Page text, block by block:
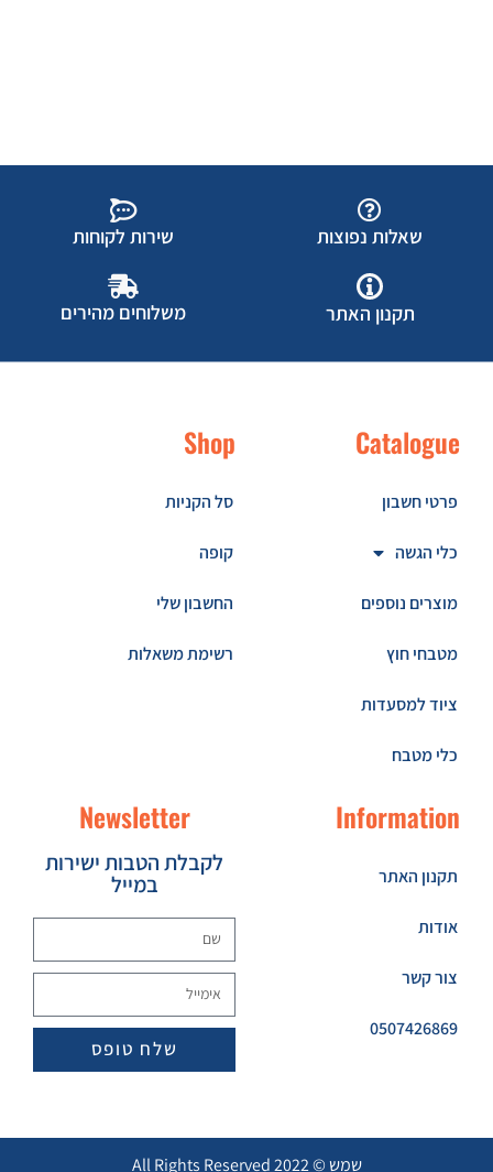
שאלות נפוצות שירות לקוחות
תקנון האתר משלוחים מהירים
Catalogue
פרטי חשבון
כלי הגשה
מוצרים נוספים
מטבחי חוץ
ציוד למסעדות
כלי מטבח
Shop
סל הקניות
קופה
החשבון שלי
רשימת משאלות
Information
תקנון האתר
אודות
צור קשר
0507426869
Newsletter
לקבלת הטבות ישירות
במייל
שלח טופס
שמש © 2022 All Rights Reserved